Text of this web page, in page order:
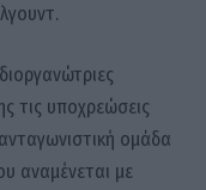
τις υποχρεώσεις
ομάδα
αναμένεται με